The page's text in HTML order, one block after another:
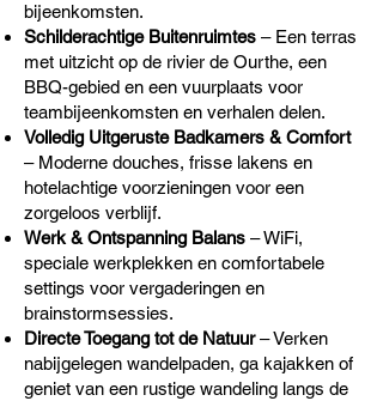
bijeenkomsten.
Schilderachtige Buitenruimtes – Een terras
met uitzicht op de rivier de Ourthe, een
BBQ-gebied en een vuurplaats voor
teambijeenkomsten en verhalen delen.
Volledig Uitgeruste Badkamers & Comfort
– Moderne douches, frisse lakens en
hotelachtige voorzieningen voor een
zorgeloos verblijf.
Werk & Ontspanning Balans – WiFi,
speciale werkplekken en comfortabele
settings voor vergaderingen en
brainstormsessies.
Directe Toegang tot de Natuur– Verken
nabijgelegen wandelpaden, ga kajakken of
geniet van een rustige wandeling langs de